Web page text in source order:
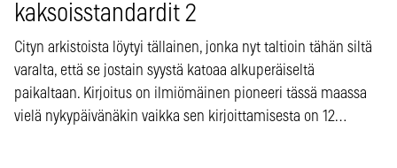
kaksoisstandardit 2
Cityn arkistoista löytyi tällainen, jonka nyt taltioin tähän siltä
varalta, että se jostain syystä katoaa alkuperäiseltä
paikaltaan. Kirjoitus on ilmiömäinen pioneeri tässä maassa
vielä nykypäivänäkin vaikka sen kirjoittamisesta on 12…